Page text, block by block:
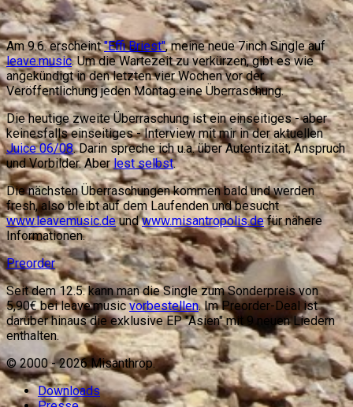
Am 9.6. erscheint"Effi Briest", meine neue 7inch Single auf
leave.music. Um die Wartezeit zu verkürzen, gibt es wie
angekündigt in den letzten vier Wochen vor der
Veröffentlichung jeden Montag eine Überraschung.
Die heutige zweite Überraschung ist ein einseitiges - aber
keinesfalls einseitiges - Interview mit mir in der aktuellen
Juice 06/08. Darin spreche ich u.a. über Autentizität, Anspruch
und Vorbilder. Aberlest selbst.
Die nächsten Überraschungen kommen bald und werden
fresh, also bleibt auf dem Laufenden und besucht
www.leavemusic.deundwww.misantropolis.defür nähere
Informationen.
Preorder
Seit dem 12.5. kann man die Single zum Sonderpreis von
5,90€ bei leave.musicvorbestellen. Im Preorder-Deal ist
darüber hinaus die exklusive EP "Asien" mit 9 neuen Liedern
enthalten.
© 2000 -2026Misanthrop.
Downloads